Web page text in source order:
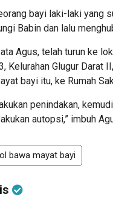
bayi laki-laki yang
Babin dan lalu
Agus, telah turun ke
Kelurahan Glugur Darat
bayi itu, ke Rumah
penindakan,
autopsi,” imbuh
bawa mayat bayi